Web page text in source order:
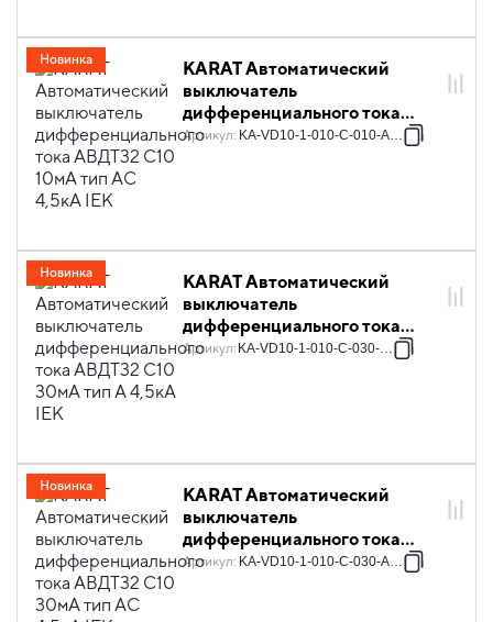
KARAT Автоматический
выключатель
дифференциального тока
АВДТ32 C10 10мА тип AC
Артикул: KA-VD10-1-010-C-010-AC-1
Новинка
KARAT Автоматический
выключатель
дифференциального тока
АВДТ32 C10 30мА тип A 4,5кА
Артикул: KA-VD10-1-010-C-030-A-1
Новинка
KARAT Автоматический
выключатель
дифференциального тока
АВДТ32 C10 30мА тип AC
Артикул: KA-VD10-1-010-C-030-AC-1
Новинка